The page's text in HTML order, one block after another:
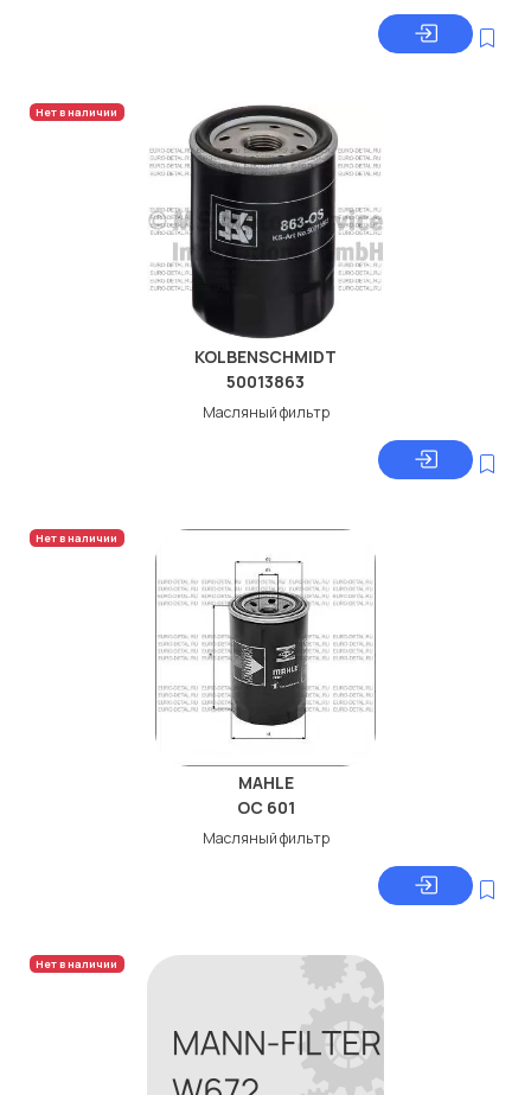
Нет в наличии
KOLBENSCHMIDT
50013863
Масляный фильтр
Нет в наличии
MAHLE
OC 601
Масляный фильтр
Нет в наличии